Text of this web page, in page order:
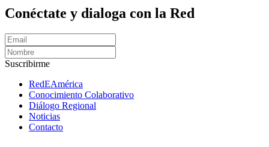
Conéctate y dialoga con la Red
Suscribirme
RedEAmérica
Conocimiento Colaborativo
Diálogo Regional
Noticias
Contacto